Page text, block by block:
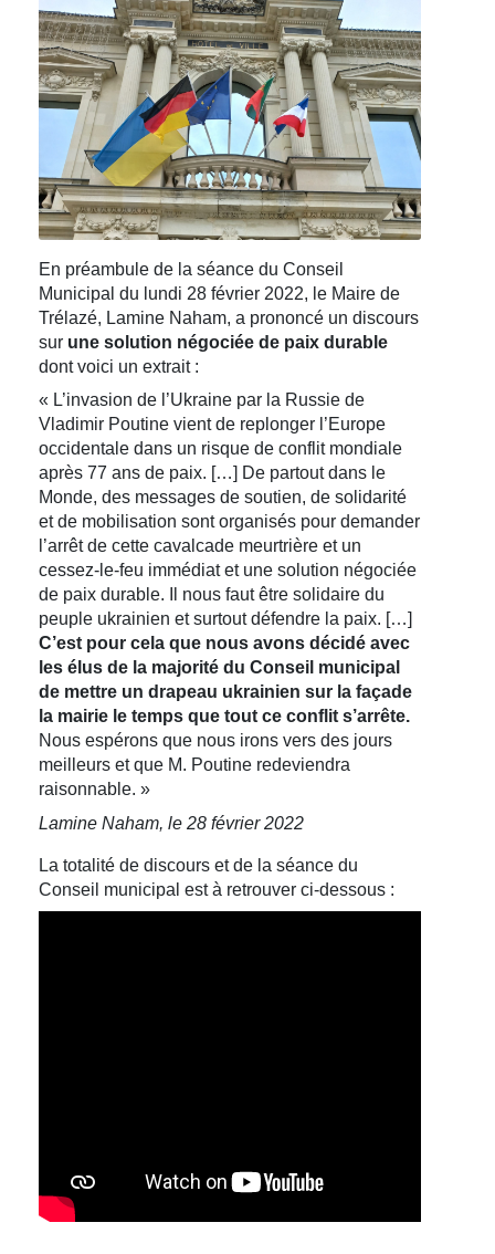
En préambule de la séance du Conseil
Municipal du lundi 28 février 2022, le Maire de
Trélazé, Lamine Naham, a prononcé un discours
sur une solution négociée de paix durable
dont voici un extrait :
« L’invasion de l’Ukraine par la Russie de
Vladimir Poutine vient de replonger l’Europe
occidentale dans un risque de conflit mondiale
après 77 ans de paix. […] De partout dans le
Monde, des messages de soutien, de solidarité
et de mobilisation sont organisés pour demander
l’arrêt de cette cavalcade meurtrière et un
cessez-le-feu immédiat et une solution négociée
de paix durable. Il nous faut être solidaire du
peuple ukrainien et surtout défendre la paix. […]
C’est pour cela que nous avons décidé avec
les élus de la majorité du Conseil municipal
de mettre un drapeau ukrainien sur la façade
la mairie le temps que tout ce conflit s’arrête.
Nous espérons que nous irons vers des jours
meilleurs et que M. Poutine redeviendra
raisonnable. »
Lamine Naham, le 28 février 2022
La totalité de discours et de la séance du
Conseil municipal est à retrouver ci-dessous :